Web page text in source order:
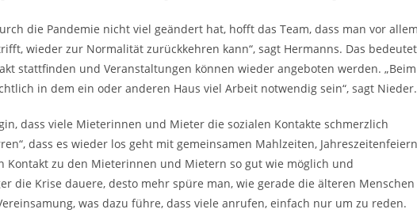
die Pandemie nicht viel geändert hat, hofft das Team, dass man vor
wieder zur Normalität zurückkehren kann“, sagt Hermanns. Das
stattfinden und Veranstaltungen können wieder angeboten werden. „Beim
in dem ein oder anderen Haus viel Arbeit notwendig sein“, sagt Nieder.
dass viele Mieterinnen und Mieter die sozialen Kontakte schmerzlich
dass es wieder los geht mit gemeinsamen Mahlzeiten,
Kontakt zu den Mieterinnen und Mietern so gut wie möglich und
die Krise dauere, desto mehr spüre man, wie gerade die älteren Menschen
was dazu führe, dass viele anrufen, einfach nur um zu reden.